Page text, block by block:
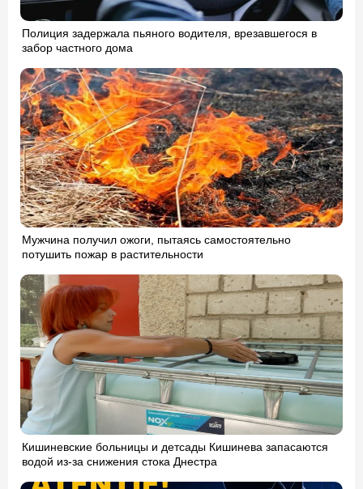
Полиция задержала пьяного водителя, врезавшегося в
забор частного дома
Мужчина получил ожоги, пытаясь самостоятельно
потушить пожар в растительности
Кишиневские больницы и детсады Кишинева запасаются
водой из-за снижения стока Днестра